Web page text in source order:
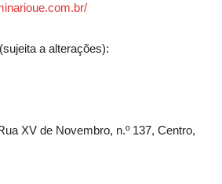
a alterações):
XV de Novembro, n.º 137, Centro,